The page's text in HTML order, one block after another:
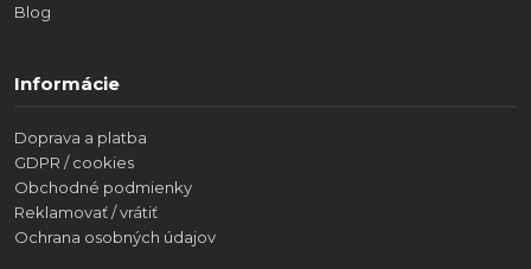
Blog
Informácie
Doprava a platba
GDPR / cookies
Obchodné podmienky
Reklamovať / vrátiť
Ochrana osobných údajov